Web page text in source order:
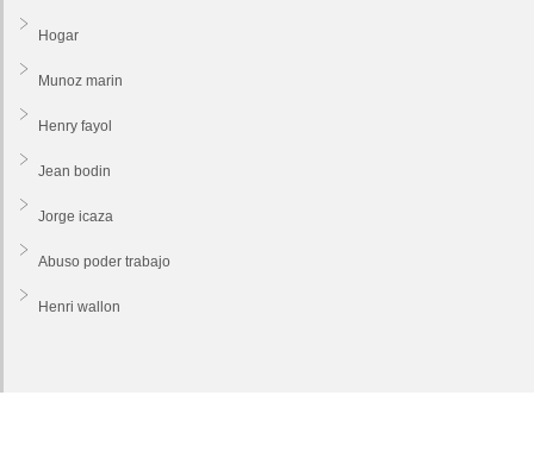
Hogar
Munoz marin
Henry fayol
Jean bodin
Jorge icaza
Abuso poder trabajo
Henri wallon